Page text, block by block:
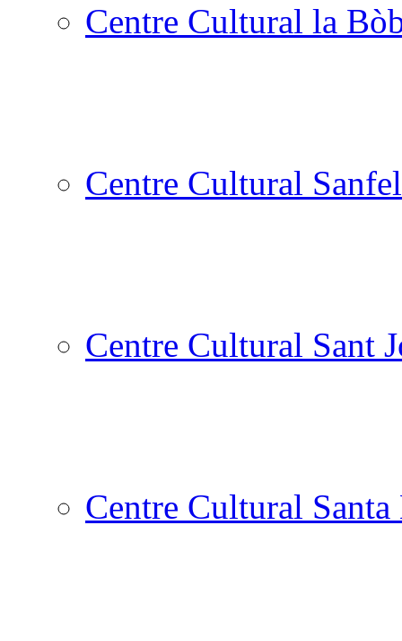
Centre Cultural la
Centre Cultural
Centre Cultural Sant
Centre Cultural